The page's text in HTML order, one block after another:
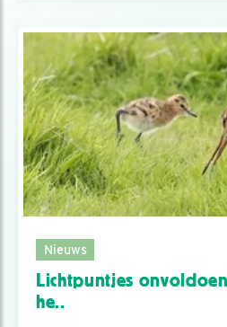
Nieuws
Lichtpuntjes
he..